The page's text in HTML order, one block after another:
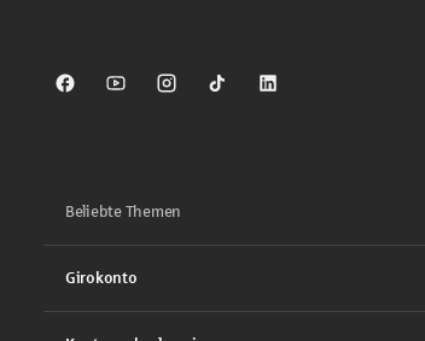
Sparkasse auf Facebook
Sparkasse auf Youtube
Sparkasse auf Instagram
Sparkasse auf TikTok
Sparkasse auf LinkedIn
Beliebte Themen
Girokonto